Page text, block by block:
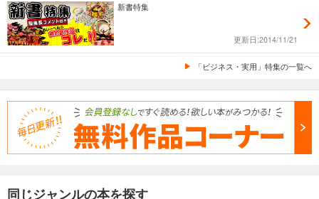
新書特集
更新日:2014/11/21
「ビジネス・実用」特集の一覧へ
同じジャンルの本を探す